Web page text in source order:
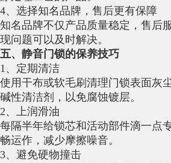
4、选择知名品牌，售后更有保障
知名品牌不仅产品质量稳定，售后
现问题可以及时解决。
五、静音门锁的保养技巧
1、定期清洁
使用干布或软毛刷清理门锁表面灰
碱性清洁剂，以免腐蚀镀层。
2、上润滑油
每隔半年给锁芯和活动部件滴一点
畅运作，减少摩擦噪音。
3、避免硬物撞击